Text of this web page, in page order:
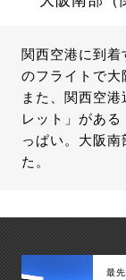
関西空港に到着
のフライトで大
また、関西空
レット」があ
っぱい。大阪
た。
最